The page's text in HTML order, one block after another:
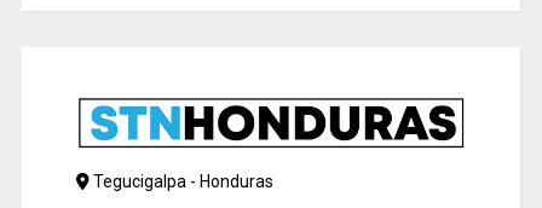
Tegucigalpa - Honduras